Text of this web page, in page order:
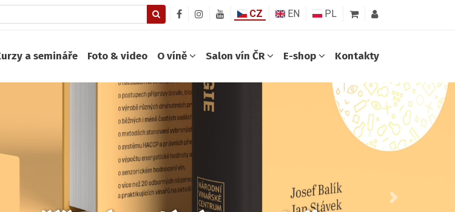
CZ EN PL
a semináře Foto & video O víně Salon vín ČR E-shop Kontakty
Další